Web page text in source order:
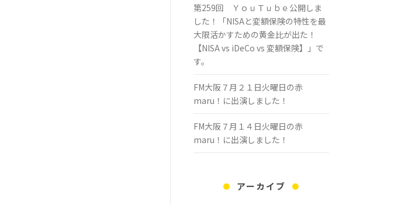
第259回 ＹｏｕＴｕｂｅ公開しま
した！「NISAと変額保険の特性を最
大限活かすための黄金比が出た！
【NISA vs iDeCo vs 変額保険】」で
す。
FM大阪７月２１日火曜日の赤
maru！に出演しました！
FM大阪７月１４日火曜日の赤
maru！に出演しました！
アーカイブ